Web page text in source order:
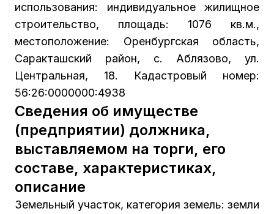
использования: индивидуальное жилищное
строительство, площадь: 1076 кв.м.,
местоположение: Оренбургская область,
Саракташский район, с. Аблязово, ул.
Центральная, 18. Кадастровый номер:
56:26:0000000:4938
Сведения об имуществе
(предприятии) должника,
выставляемом на торги, его
составе, характеристиках,
описание
Земельный участок, категория земель: земли